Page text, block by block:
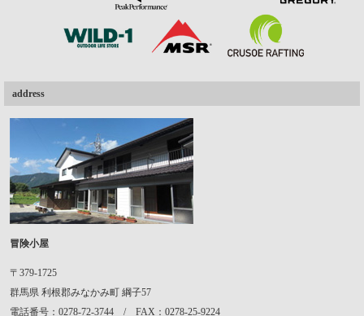
address
冒険小屋
〒379-1725
群馬県 利根郡みなかみ町 綱子57
電話番号：0278-72-3744 / FAX：0278-25-9224